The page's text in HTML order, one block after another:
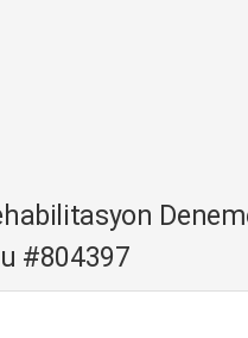
#804397